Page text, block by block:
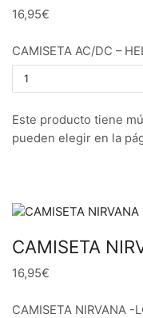
16,95€
CAMISETA AC/DC –
Este producto tiene
pueden elegir en la
CAMISETA
16,95€
CAMISETA NIRVANA -